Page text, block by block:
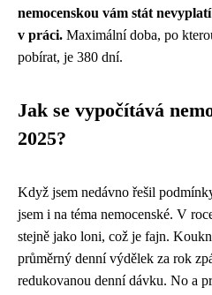
nemocenskou vám stát
v práci. Maximální doba, po
pobírat, je 380 dní.
Jak se vypočítává
2025?
Když jsem nedávno řešil
jsem i na téma nemocenské. V
stejně jako loni, což je fajn.
průměrný denní výdělek za rok
redukovanou denní dávku. No a